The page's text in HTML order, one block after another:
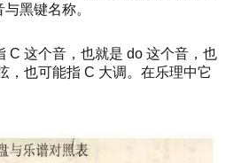
黑键名称。
C 这个音，也就是 do 这个音，也
，也可能指 C 大调。在乐理中它